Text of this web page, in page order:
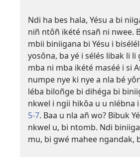
Ndi ha bes hala, Yésu a bi
niñ ntôñ ikété nsañ ni nwee.
mbii biniigana bi Yésu i
yosôna, ba yé i sélés libak li li
mba ni mba ikété maséé i si
numpe nye ki nye a nla bé
léba biloñge bi dihéga bi
nkwel i ngii hikôa u u nlébna
5-7. Baa u nla añ wo? Bibuk
nkwel u, bi ntomb. Ndi
mu, bi gwé mahee ngandak,